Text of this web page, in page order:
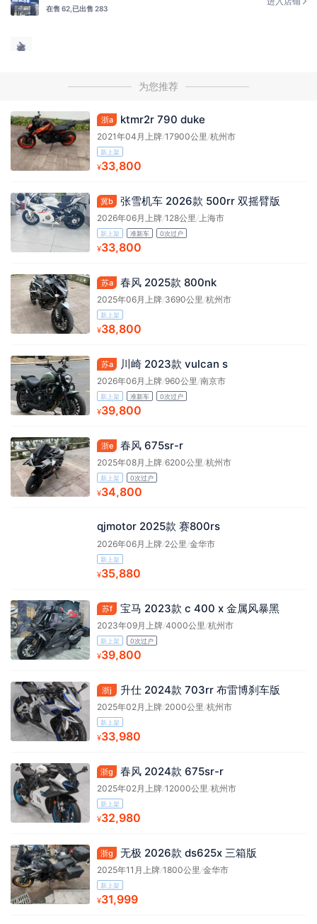
在售 62, 已出售 283
为您推荐
浙a ktmr2r 790 duke
2021年04月上牌/17900公里/杭州市
新上架
¥33,800
冀b 张雪机车 2026款 500rr 双摇臂版
2026年06月上牌/128公里/上海市
新上架 准新车 0次过户
¥33,800
苏a 春风 2025款 800nk
2025年06月上牌/3690公里/杭州市
新上架
¥38,800
苏a 川崎 2023款 vulcan s
2026年06月上牌/960公里 /南京市
新上架 准新车 0次过户
¥39,800
浙e 春风 675sr-r
2025年08月上牌/6200公里 /杭州市
新上架 0次过户
¥34,800
qjmotor 2025款 赛800rs
2026年06月上牌/2公里 /金华市
新上架
¥35,880
苏f 宝马 2023款 c 400 x 金属风暴黑
2023年09月上牌/4000公里 /杭州市
新上架 0次过户
¥39,800
浙j 升仕 2024款 703rr 布雷博刹车版
2025年02月上牌/2000公里 /杭州市
新上架
¥33,980
浙g 春风 2024款 675sr-r
2025年02月上牌/12000公里 /杭州市
新上架
¥32,980
浙g 无极 2026款 ds625x 三箱版
2025年11月上牌/1800公里 /金华市
新上架
¥31,999